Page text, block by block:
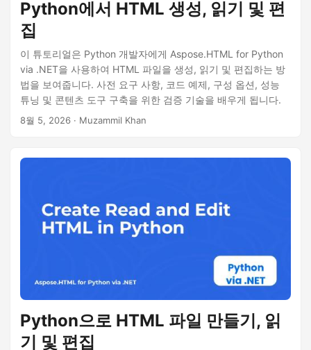
Python에서 HTML 생성, 읽기 및 편
집
이 튜토리얼은 Python 개발자에게 Aspose.HTML for Python
via .NET을 사용하여 HTML 파일을 생성, 읽기 및 편집하는 방
법을 보여줍니다. 사전 요구 사항, 코드 예제, 구성 옵션, 성능
튜닝 및 콘텐츠 도구 구축을 위한 검증 기술을 배우게 됩니다.
8월 5, 2026 · Muzammil Khan
Python으로 HTML 파일 만들기, 읽
기 및 편집